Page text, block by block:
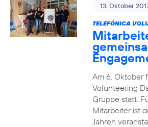
13. Oktober
TELEFÓNICA
Am 6. Oktober
Volunteering
Gruppe statt.
Mitarbeiter ist
Jahren